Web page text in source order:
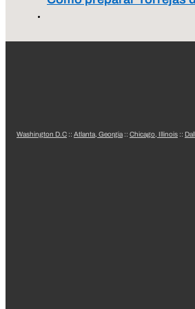
Washington D.C :: Atlanta, Georgia :: Chicago, Illinois ::